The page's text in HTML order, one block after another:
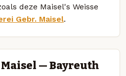
deze Maisel's Weisse
Gebr. Maisel.
— Bayreuth